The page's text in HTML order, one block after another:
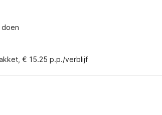
€ 15.25 p.p./verblijf